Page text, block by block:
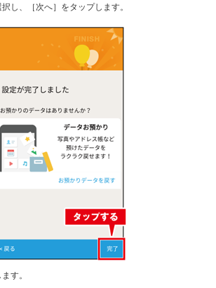
し、［次へ］をタップします。
す。